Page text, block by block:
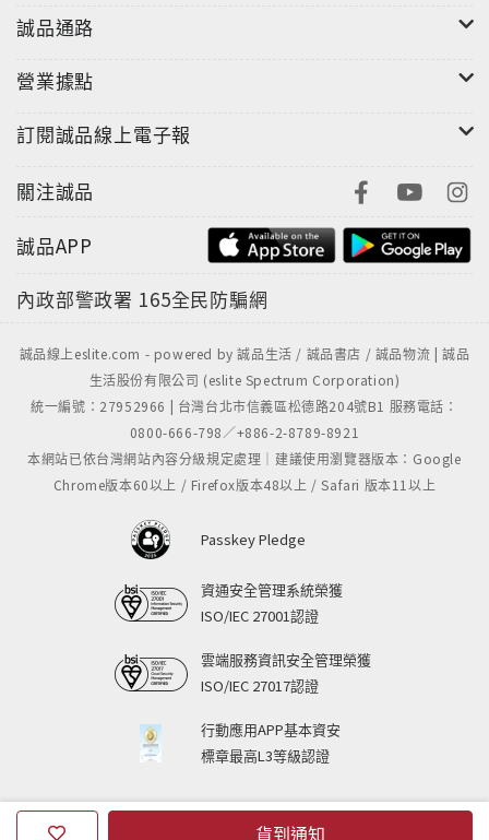
貨到通知
誠品通路
營業據點
訂閱誠品線上電子報
關注誠品
誠品APP
內政部警政署 165全民防騙網
誠品線上eslite.com - powered by 誠品生活 / 誠品書店 / 誠品物流 | 誠品
生活股份有限公司 (eslite Spectrum Corporation)
統一編號：27952966 | 台灣台北市信義區松德路204號B1 服務電話：
0800-666-798／+886-2-8789-8921
本網站已依台灣網站內容分級規定處理｜建議使用瀏覽器版本：Google
Chrome版本60以上 / Firefox版本48以上 / Safari 版本11以上
Passkey Pledge
資通安全管理系統榮獲
ISO/IEC 27001認證
雲端服務資訊安全管理榮獲
ISO/IEC 27017認證
行動應用APP基本資安
標章最高L3等級認證